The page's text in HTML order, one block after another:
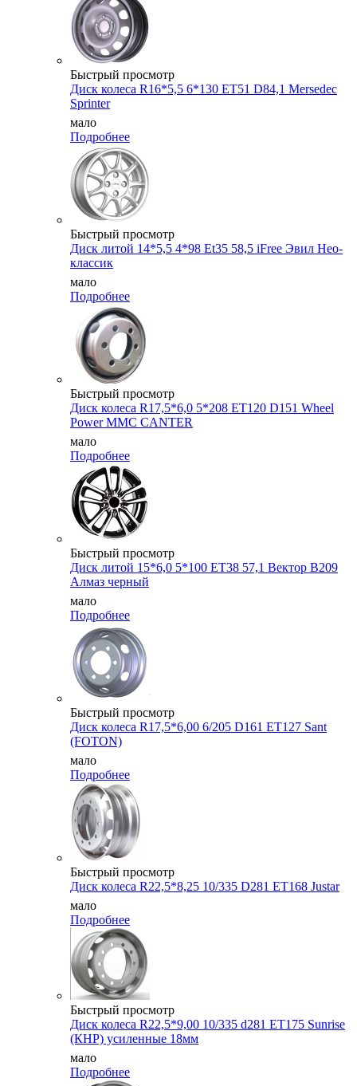
Быстрый просмотр
Диск колеса R16*5,5 6*130 ET51 D84,1 Mersedec
Sprinter
мало
Подробнее
Быстрый просмотр
Диск литой 14*5,5 4*98 Et35 58,5 iFree Эвил Нео-
классик
мало
Подробнее
Быстрый просмотр
Диск колеса R17,5*6,0 5*208 ET120 D151 Wheel
Power MMC CANTER
мало
Подробнее
Быстрый просмотр
Диск литой 15*6,0 5*100 ET38 57,1 Вектор B209
Алмаз черный
мало
Подробнее
Быстрый просмотр
Диск колеса R17,5*6,00 6/205 D161 ET127 Sant
(FOTON)
мало
Подробнее
Быстрый просмотр
Диск колеса R22,5*8,25 10/335 D281 ET168 Justar
мало
Подробнее
Быстрый просмотр
Диск колеса R22,5*9,00 10/335 d281 ET175 Sunrise
(КНР) усиленные 18мм
мало
Подробнее